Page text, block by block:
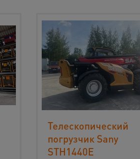
Телескопический
погрузчик Sany
STH1440Е